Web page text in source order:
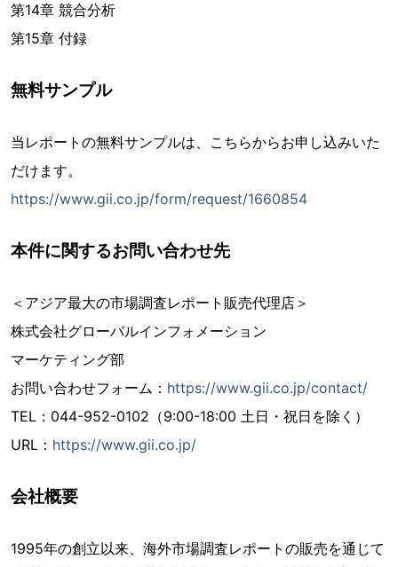
第14章 競合分析
第15章 付録
無料サンプル
当レポートの無料サンプルは、こちらからお申し込みいた
だけます。
https://www.gii.co.jp/form/request/1660854
本件に関するお問い合わせ先
＜アジア最大の市場調査レポート販売代理店＞
株式会社グローバルインフォメーション
マーケティング部
お問い合わせフォーム： https://www.gii.co.jp/contact/
TEL：044-952-0102（9:00-18:00 土日・祝日を除く）
URL： https://www.gii.co.jp/
会社概要
1995年の創立以来、海外市場調査レポートの販売を通じて